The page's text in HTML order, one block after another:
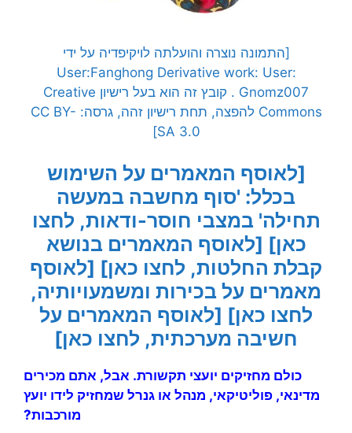
[התמונה נוצרה והועלתה לויקיפדיה על ידי
User:Fanghong Derivative work: User:
Gnomz007 . קובץ זה הוא בעל רישיון Creative
Commons להפצה, תחת רישיון זהה, גרסה: CC BY-
SA 3.0]
[לאוסף המאמרים על השימוש
בכלל: 'סוף מחשבה במעשה
תחילה' במצבי חוסר-ודאות, לחצו
כאן] [לאוסף המאמרים בנושא
קבלת החלטות, לחצו כאן] [לאוסף
מאמרים על בכירות ומשמעויותיה,
לחצו כאן] [לאוסף המאמרים על
חשיבה מערכתית, לחצו כאן]
כולם מחזיקים יועצי תקשורת. אבל, אתם מכירים
מדינאי, פוליטיקאי, מנהל או גנרל שמחזיק לידו יועץ
מורכבות?